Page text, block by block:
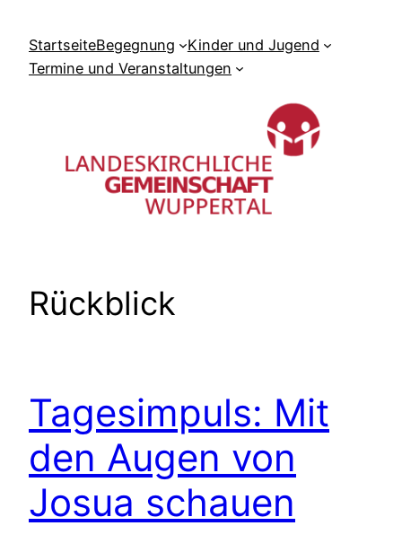
Inhalt
springen
StartseiteBegegnung
Kinder und Jugend
Termine und Veranstaltungen
Rückblick
Tagesimpuls: Mit
den Augen von
Josua schauen